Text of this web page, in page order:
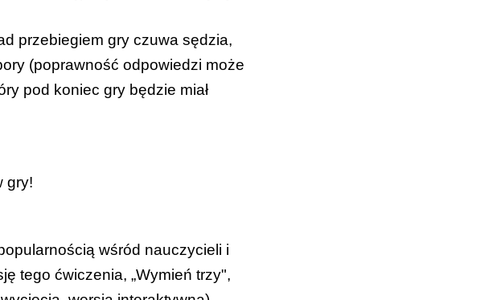
przebiegiem gry czuwa sędzia,
(poprawność odpowiedzi może
pod koniec gry będzie miał
gry!
wśród nauczycieli i
tego ćwiczenia, „Wymień trzy",